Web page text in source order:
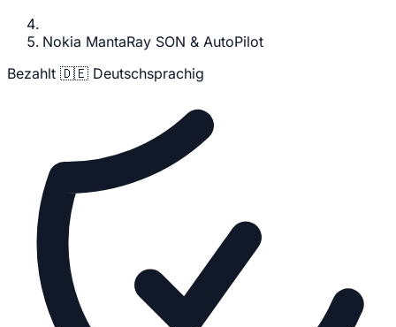
Nokia MantaRay SON & AutoPilot
Bezahlt 🇩🇪 Deutschsprachig